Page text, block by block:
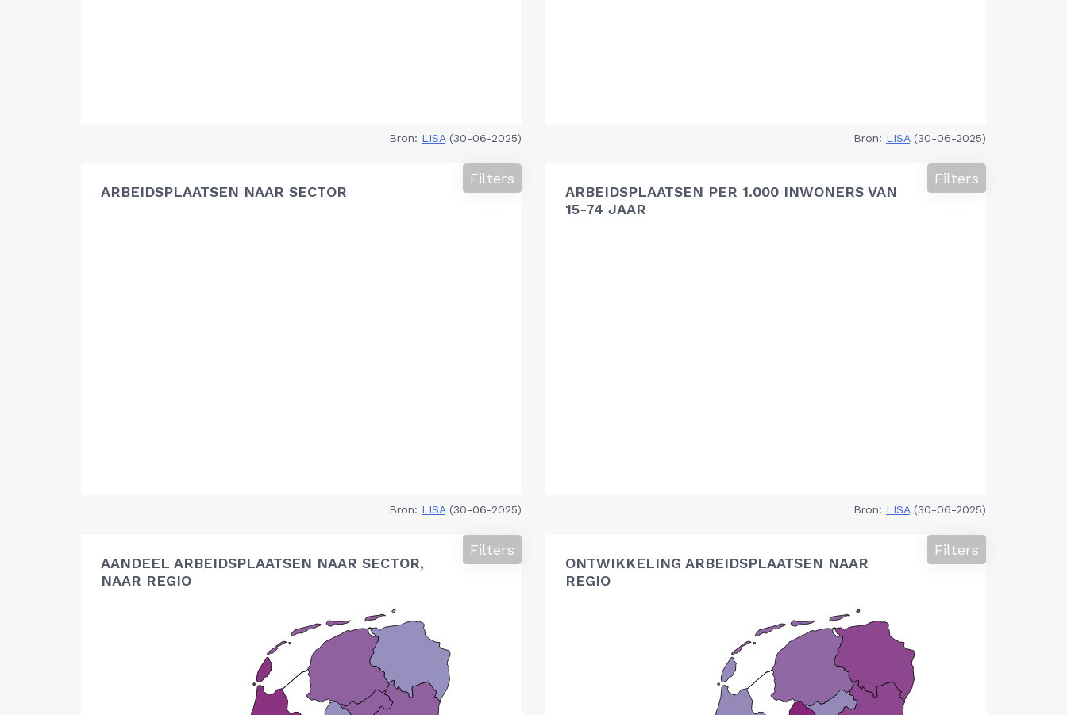
Bron: LISA(30-06-2025) Bron: LISA(30-06-2025)
ARBEIDSPLAATSEN NAAR SECTOR
Filters
Bron: LISA(30-06-2025)
ARBEIDSPLAATSEN PER 1.000 INWONERS VAN
15-74 JAAR
Filters
Bron: LISA(30-06-2025)
AANDEEL ARBEIDSPLAATSEN NAAR SECTOR,
NAAR REGIO
Filters
ONTWIKKELING ARBEIDSPLAATSEN NAAR
REGIO
Filters